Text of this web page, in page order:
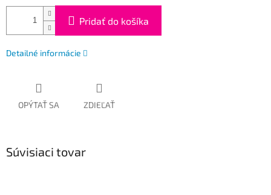
Pridať do košíka
Detailné informácie
OPÝTAŤ SA ZDIEĽAŤ
Súvisiaci tovar